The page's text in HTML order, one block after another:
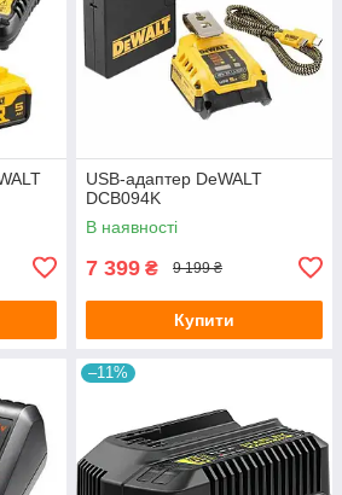
USB-адаптер DeWALT
DCB094K
В наявності
7 399 ₴ 9 199 ₴
Купити
–11%